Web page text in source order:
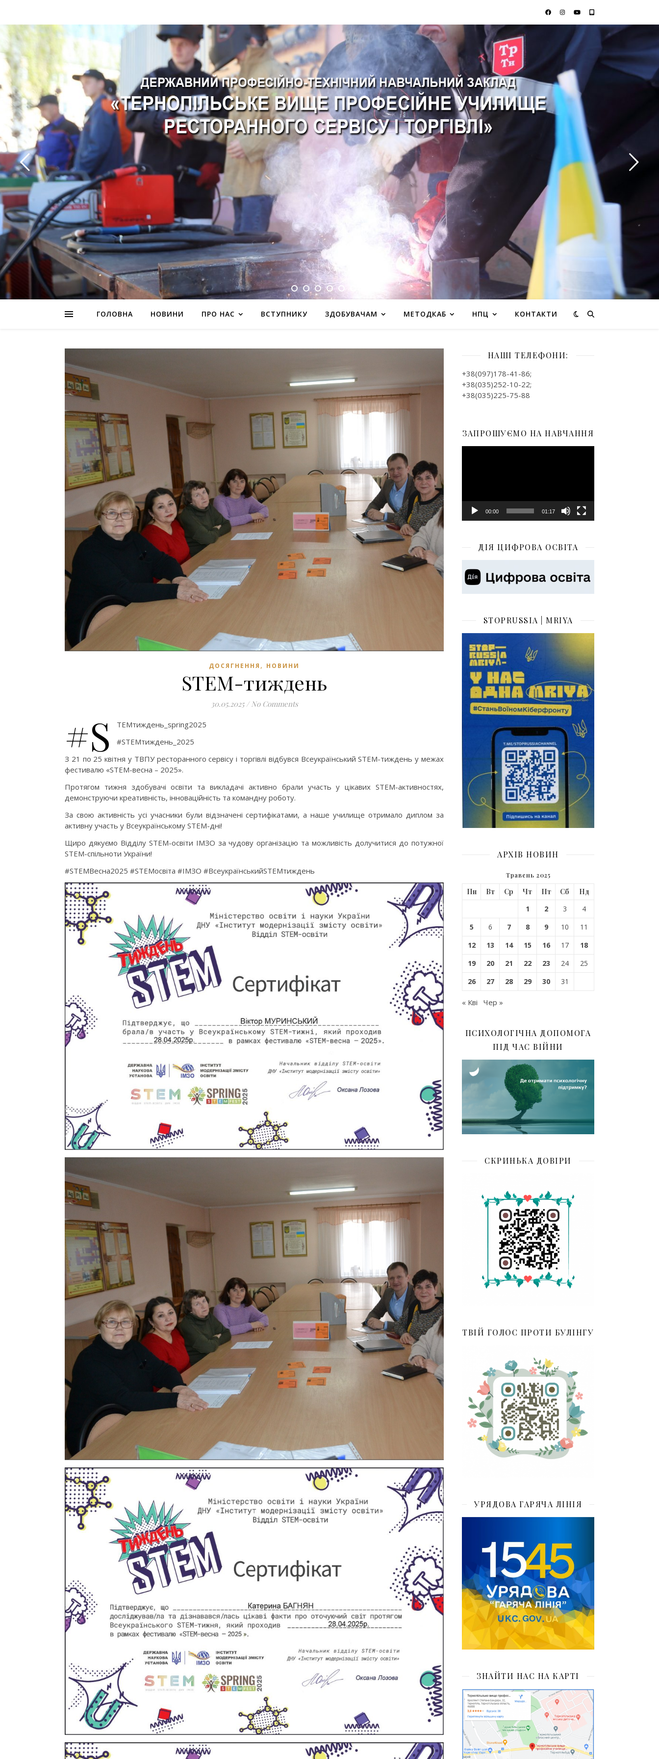
ГОЛОВНА НОВИНИ ПРО НАС ВСТУПНИКУ ЗДОБУВАЧАМ МЕТОДКАБ НПЦ КОНТАКТИ
ДОСЯГНЕННЯ , НОВИНИ
STEM-тиждень
30.05.2025 / No Comments
#S
TEMтиждень_spring2025
#STEMтиждень_2025
З 21 по 25 квітня у ТВПУ ресторанного сервісу і торгівлі відбувся Всеукраїнський STEM-тиждень у межах
фестивалю «STEM-весна – 2025».
Протягом тижня здобувачі освіти та викладачі активно брали участь у цікавих STEM-активностях,
демонструючи креативність, інноваційність та командну роботу.
За свою активність усі учасники були відзначені сертифікатами, а наше училище отримало диплом за
активну участь у Всеукраїнському STEM-дні!
Щиро дякуємо Відділу STEM-освіти ІМЗО за чудову організацію та можливість долучитися до потужної
STEM-спільноти України!
#STEMВесна2025 #STEMосвіта #ІМЗО #ВсеукраїнськийSTEMтиждень
НАШІ ТЕЛЕФОНИ:
+38(097)178-41-86;
+38(035)252-10-22;
+38(035)225-75-88
ЗАПРОШУЄМО НА НАВЧАННЯ
00:00 01:17
ДІЯ ЦИФРОВА ОСВІТА
STOPRUSSIA | MRIYA
АРХІВ НОВИН
Травень 2025
Пн Вт Ср Чт Пт Сб
Нд
1
2 3
4
5
6 7 8 9 10
11
12
13 14 15 16 17
18
19
20 21 22 23 24
25
26
27 28 29 30 31
« Кві Чер »
ПСИХОЛОГІЧНА ДОПОМОГА
ПІД ЧАС ВІЙНИ
СКРИНЬКА ДОВІРИ
ТВІЙ ГОЛОС ПРОТИ БУЛІНГУ
УРЯДОВА ГАРЯЧА ЛІНІЯ
ЗНАЙТИ НАС НА КАРТІ